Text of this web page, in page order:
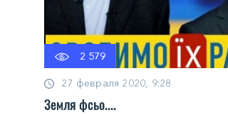
2 579
27 февраля 2020, 9:28
Земля фсьо....